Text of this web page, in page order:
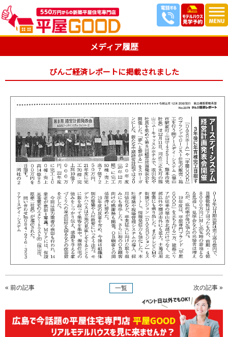
メディア履歴
びんご経済レポートに掲載されました
« 前の記事 一覧 次の記事 »